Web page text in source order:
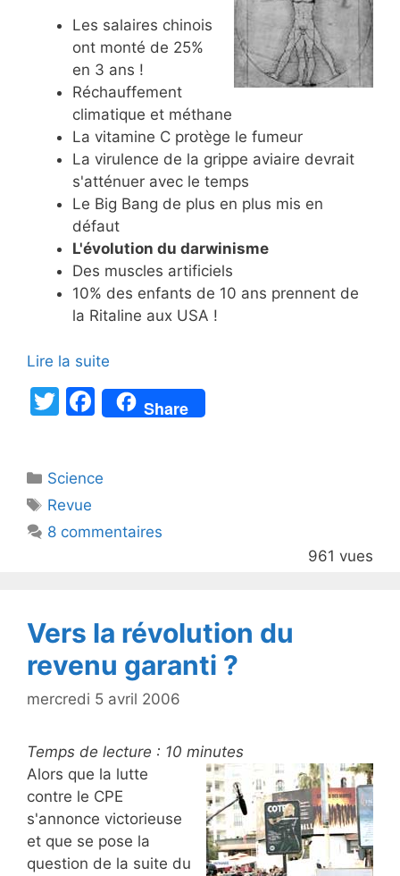
Les salaires chinois
ont monté de 25%
en 3 ans !
Réchauffement
climatique et méthane
La vitamine C protège le fumeur
La virulence de la grippe aviaire devrait
s'atténuer avec le temps
Le Big Bang de plus en plus mis en
défaut
L'évolution du darwinisme
Des muscles artificiels
10% des enfants de 10 ans prennent de
la Ritaline aux USA !
Lire la suite
T
er
F
a
e
o
Share
Catégories
Science
Étiquettes
Revue
8 commentaires
961 vues
Vers la révolution du
revenu garanti ?
mercredi 5 avril 2006
Temps de lecture : 10 minutes
Alors que la lutte
contre le CPE
s'annonce victorieuse
et que se pose la
question de la suite du